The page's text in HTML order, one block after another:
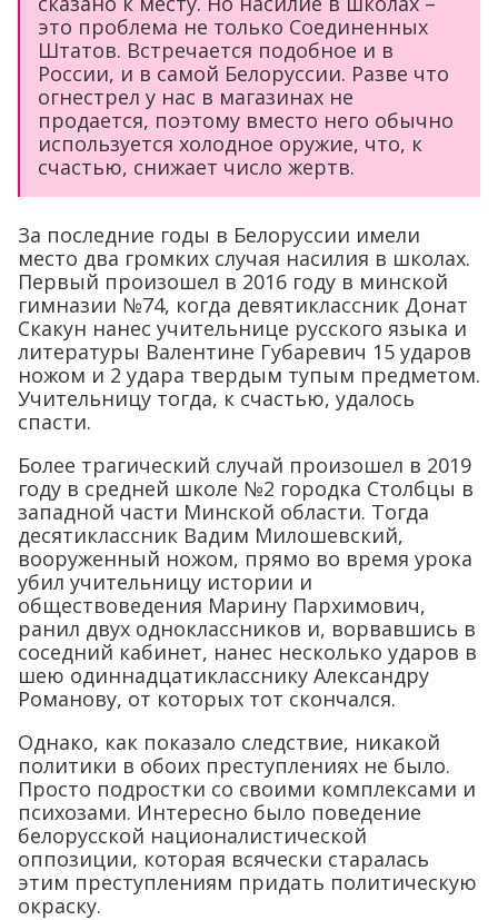
это проблема не только Соединенных
Штатов. Встречается подобное и в
России, и в самой Белоруссии. Разве что
огнестрел у нас в магазинах не
продается, поэтому вместо него обычно
используется холодное оружие, что, к
счастью, снижает число жертв.
За последние годы в Белоруссии имели
место два громких случая насилия в школах.
Первый произошел в 2016 году в минской
гимназии №74, когда девятиклассник Донат
Скакун нанес учительнице русского языка и
литературы Валентине Губаревич 15 ударов
ножом и 2 удара твердым тупым предметом.
Учительницу тогда, к счастью, удалось
спасти.
Более трагический случай произошел в 2019
году в средней школе №2 городка Столбцы в
западной части Минской области. Тогда
десятиклассник Вадим Милошевский,
вооруженный ножом, прямо во время урока
убил учительницу истории и
обществоведения Марину Пархимович,
ранил двух одноклассников и, ворвавшись в
соседний кабинет, нанес несколько ударов в
шею одиннадцатикласснику Александру
Романову, от которых тот скончался.
Однако, как показало следствие, никакой
политики в обоих преступлениях не было.
Просто подростки со своими комплексами и
психозами. Интересно было поведение
белорусской националистической
оппозиции, которая всячески старалась
этим преступлениям придать политическую
окраску.